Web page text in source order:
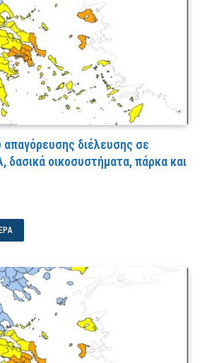
διέλευσης σε
δασικά οικοσυστήματα, πάρκα και